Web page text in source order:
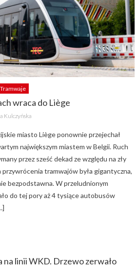
Tramwaje
wraca do Liège
Kulczyńska
miasto Liège ponownie przejechał
największym miastem w Belgii. Ruch
przez sześć dekad ze względu na zły
tramwajów była gigantyczna,
bezpodstawna. W przeludnionym
do tej pory aż 4 tysiące autobusów
linii WKD. Drzewo zerwało